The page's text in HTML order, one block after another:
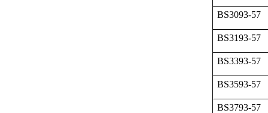
BS3093-57
BS3193-57
BS3393-57
BS3593-57
BS3793-57